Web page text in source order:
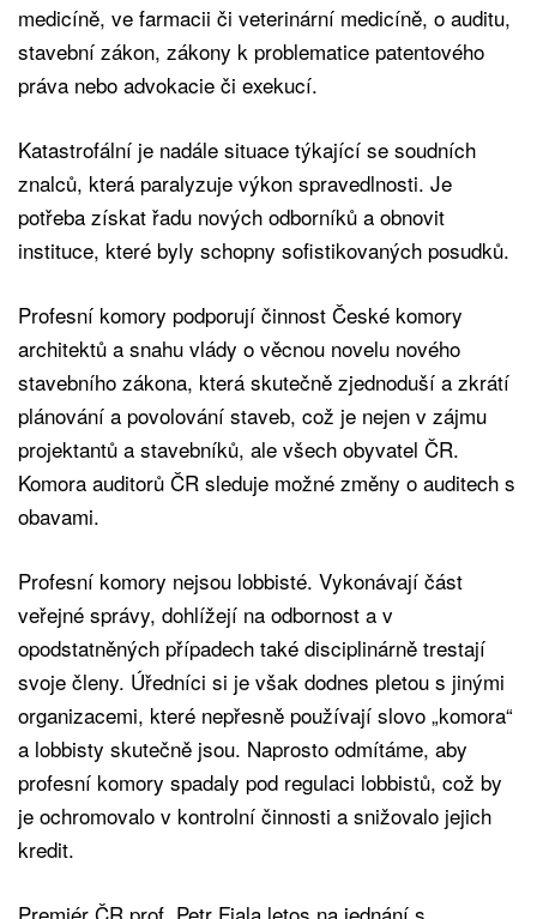
medicíně, ve farmacii či veterinární medicíně, o auditu,
stavební zákon, zákony k problematice patentového
práva nebo advokacie či exekucí.
Katastrofální je nadále situace týkající se soudních
znalců, která paralyzuje výkon spravedlnosti. Je
potřeba získat řadu nových odborníků a obnovit
instituce, které byly schopny sofistikovaných posudků.
Profesní komory podporují činnost České komory
architektů a snahu vlády o věcnou novelu nového
stavebního zákona, která skutečně zjednoduší a zkrátí
plánování a povolování staveb, což je nejen v zájmu
projektantů a stavebníků, ale všech obyvatel ČR.
Komora auditorů ČR sleduje možné změny o auditech s
obavami.
Profesní komory nejsou lobbisté. Vykonávají část
veřejné správy, dohlížejí na odbornost a v
opodstatněných případech také disciplinárně trestají
svoje členy. Úředníci si je však dodnes pletou s jinými
organizacemi, které nepřesně používají slovo „komora“
a lobbisty skutečně jsou. Naprosto odmítáme, aby
profesní komory spadaly pod regulaci lobbistů, což by
je ochromovalo v kontrolní činnosti a snižovalo jejich
kredit.